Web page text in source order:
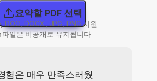
요약할 PDF 선택
DOC, DOCX, JPG, PNG 지원
파일은 비공개로 유지됩니다
험은 매우 만족스러웠